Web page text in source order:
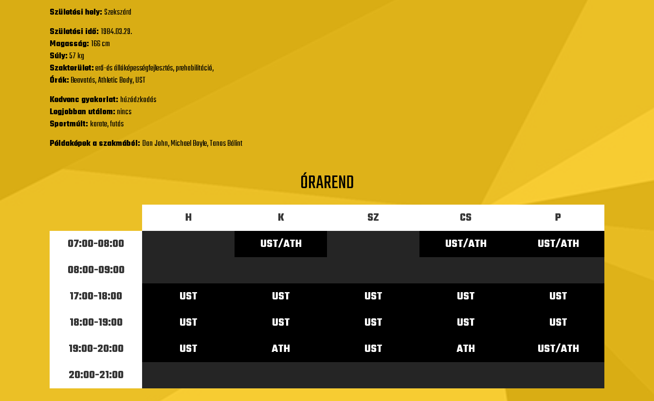
Születési hely: Szekszárd
Születési idő:1984.03.29.
Magasság:166 cm
Súly:57 kg
Szakterület:erő-és állóképességfejlesztés, prehabilitáció,
Órák:Beavatás, Athletic Body, UST
Kedvenc gyakorlat: húzódzkodás
Legjobban utálom:nincs
Sportmúlt: karate, futás
Példaképek a szakmából: Dan John, Michael Boyle, Tanos Bálint
ÓRAREND
H K SZ CS
P
07:00-08:00
UST/ATH UST/ATH
UST/ATH
08:00-09:00
17:00-18:00
UST UST UST UST
UST
18:00-19:00
UST UST UST UST
UST
19:00-20:00
UST ATH UST ATH
UST/ATH
20:00-21:00